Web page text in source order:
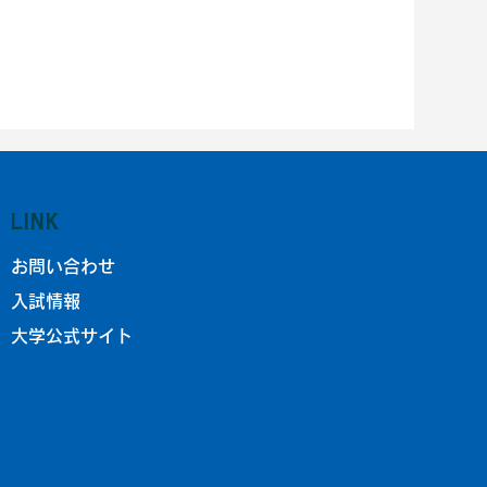
LINK
お問い合わせ
入試情報
大学公式サイト